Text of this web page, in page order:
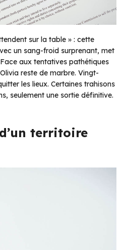
sur la table » : cette
un sang-froid surprenant, met
aux tentatives pathétiques
reste de marbre. Vingt-
les lieux. Certaines trahisons
seulement une sortie définitive.
territoire